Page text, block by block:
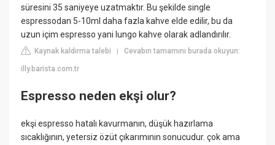
süresini 35 saniyeye uzatmaktır. Bu şekilde single
espressodan 5-10ml daha fazla kahve elde edilir, bu da
uzun içim espresso yani lungo kahve olarak adlandırılır.
Kaynak kaldırma talebi |Cevabın tamamını burada okuyun:
illy.barista.com.tr
Espresso neden ekşi olur?
ekşi espresso hatalı kavurmanın, düşük hazırlama
sıcaklığının, yetersiz özüt çıkarımının sonucudur. çok ama